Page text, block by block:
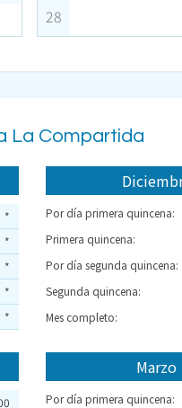
28
La Compartida
*
*
*
*
*
Por día primera quincena:
Primera quincena:
Por día segunda quincena:
Segunda quincena:
Mes completo:
Marzo
Por día primera quincena: